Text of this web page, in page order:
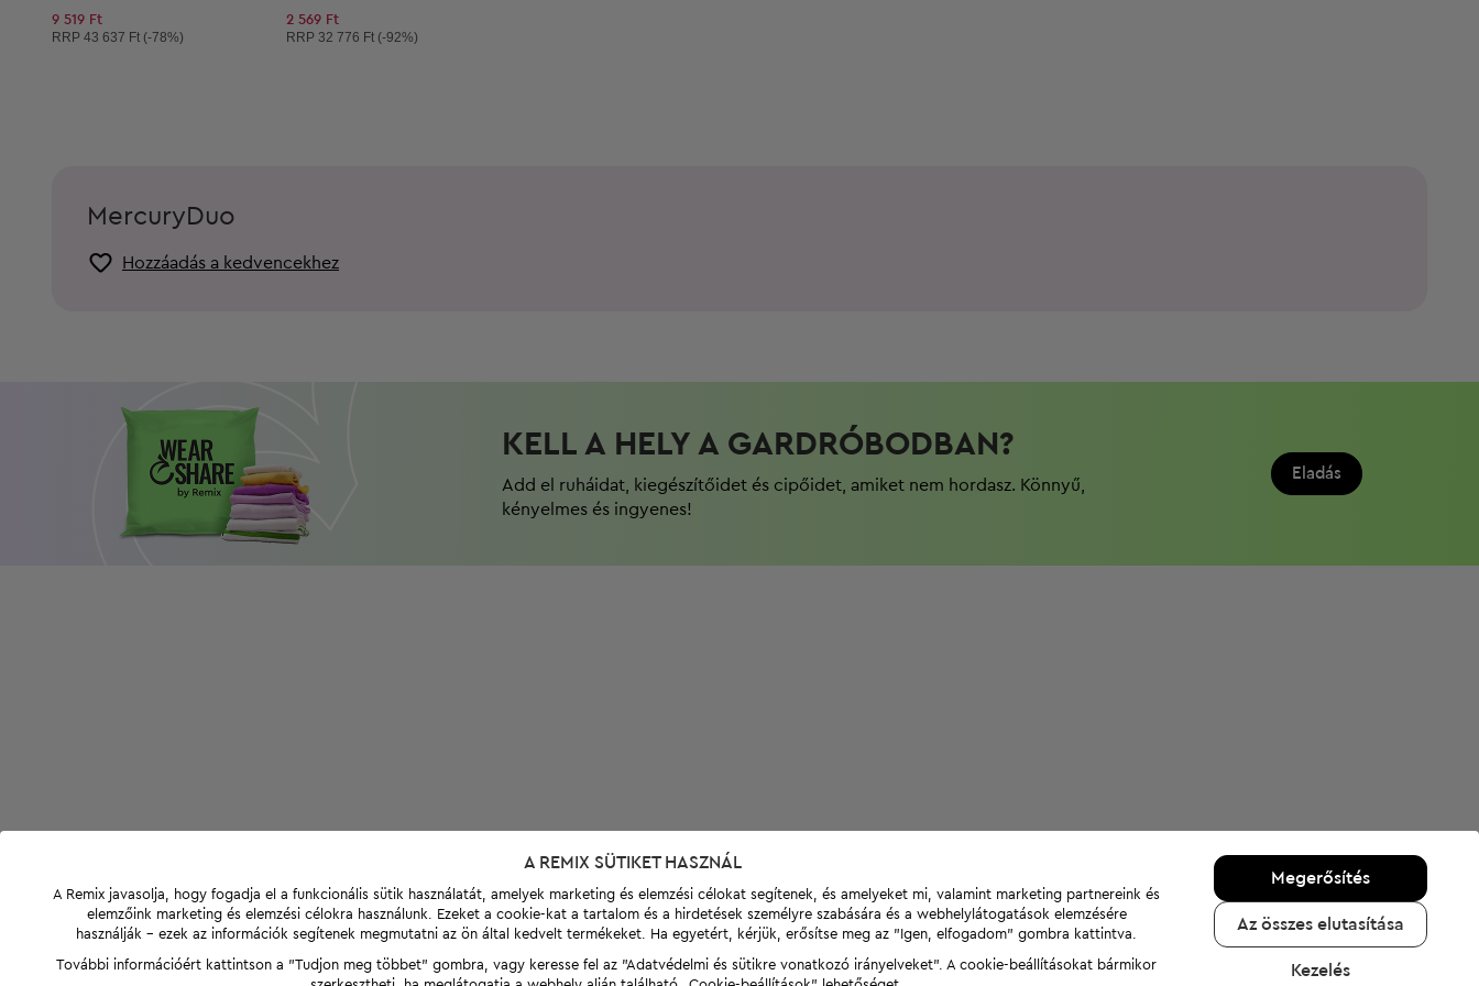
9 519 Ft
Ajánlott ár:
RRP 43 637 Ft (-78%)
2 569 Ft
Ajánlott ár:
RRP32 776 Ft (-92%)
MercuryDuo
Hozzáadás a kedvencekhez
KELL A HELY A GARDRÓBODBAN?
Add el ruháidat, kiegészítőidet és cipőidet, amiket nem hordasz. Könnyű,
kényelmes és ingyenes!
Eladás
A REMIX SÜTIKET HASZNÁL
A Remix javasolja, hogy fogadja el a funkcionális sütik használatát, amelyek marketing és elemzési célokat segítenek, és amelyeket mi, valamint marketing partnereink és
elemzőink marketing és elemzési célokra használunk. Ezeket a cookie-kat a tartalom és a hirdetések személyre szabására és a webhelylátogatások elemzésére
használják - ezek az információk segítenek megmutatni az ön által kedvelt termékeket. Ha egyetért, kérjük, erősítse meg az "Igen, elfogadom" gombra kattintva.
További információért kattintson a "Tudjon meg többet" gombra, vagy keresse fel az "Adatvédelmi és sütikre vonatkozó irányelveket". A cookie-beállításokat bármikor
Megerősítés
Az összes elutasítása
Kezelés